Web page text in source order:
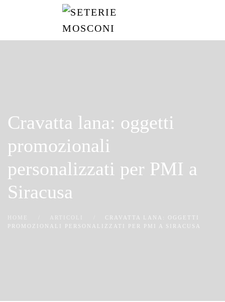
Cravatta lana: oggetti
promozionali
personalizzati per PMI a
Siracusa
HOME ARTICOLI
CRAVATTA LANA: OGGETTI
PROMOZIONALI PERSONALIZZATI PER PMI A SIRACUSA